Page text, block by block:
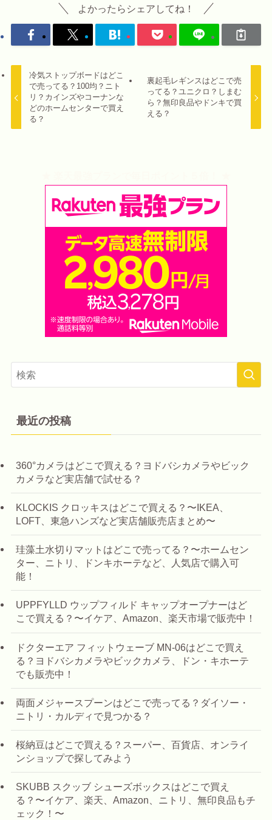
よかったらシェアしてね！
冷気ストップボードはどこ
で売ってる？100均？ニト
リ？カインズやコーナンな
どのホームセンターで買え
る？
裏起毛レギンスはどこで売
ってる？ユニクロ？しまむ
ら？無印良品やドンキで買
える？
最近の投稿
360°カメラはどこで買える？ヨドバシカメラやビック
カメラなど実店舗で試せる？
KLOCKIS クロッキスはどこで買える？〜IKEA、
LOFT、東急ハンズなど実店舗販売店まとめ〜
珪藻土水切りマットはどこで売ってる？〜ホームセン
ター、ニトリ、ドンキホーテなど、人気店で購入可
能！
UPPFYLLD ウップフィルド キャップオープナーはど
こで買える？〜イケア、Amazon、楽天市場で販売中！
ドクターエア フィットウェーブ MN-06はどこで買え
る？ヨドバシカメラやビックカメラ、ドン・キホーテ
でも販売中！
両面メジャースプーンはどこで売ってる？ダイソー・
ニトリ・カルディで見つかる？
桜納豆はどこで買える？スーパー、百貨店、オンライ
ンショップで探してみよう
SKUBB スクッブ シューズボックスはどこで買え
る？〜イケア、楽天、Amazon、ニトリ、無印良品もチ
ェック！〜